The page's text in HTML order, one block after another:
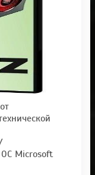
Microsoft